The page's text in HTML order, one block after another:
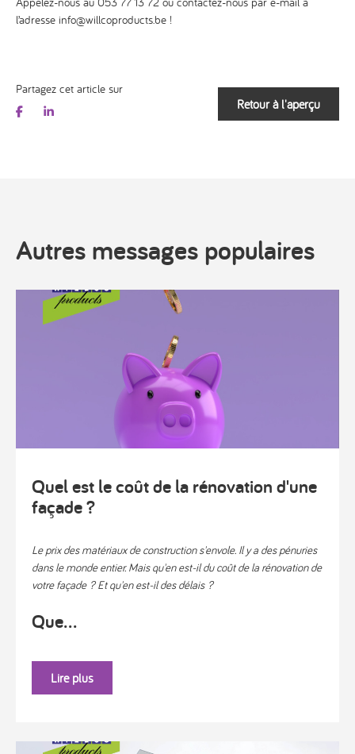
l’adresse info@willcoproducts.be !
Partagez cet article sur
Retour à l'aperçu
Autres messages populaires
Quel est le coût de la rénovation d'une
façade ?
Le prix des matériaux de construction s'envole. Il y a des pénuries
dans le monde entier. Mais qu'en est-il du coût de la rénovation de
votre façade ? Et qu'en est-il des délais ?
Que...
Lire plus